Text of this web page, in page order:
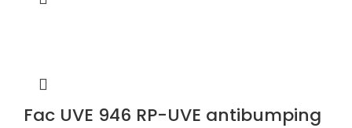
Fac UVE 946 RP-UVE antibumping